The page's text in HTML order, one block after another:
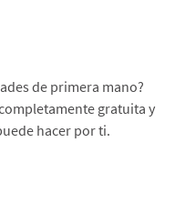
de primera mano?
gratuita y
hacer por ti.